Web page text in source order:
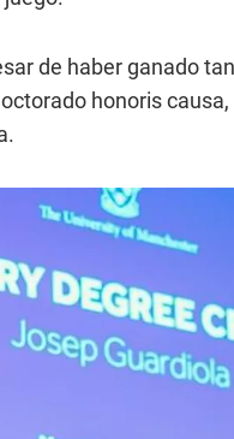
de haber ganado
honoris